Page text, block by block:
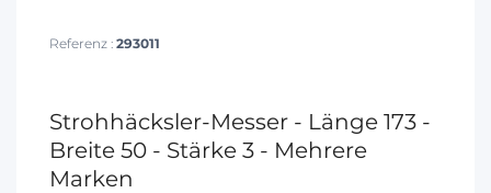
Referenz : 293011
Strohhäcksler-Messer - Länge 173 -
Breite 50 - Stärke 3 - Mehrere
Marken